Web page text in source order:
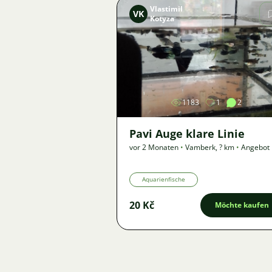
Bild
VK Vlastimil
Kotyza
1183 1 2
Pavi Auge klare Linie
vor 2 Monaten • Vamberk,? km • Angebot
Aquarienfische
20 Kč Möchte kaufen